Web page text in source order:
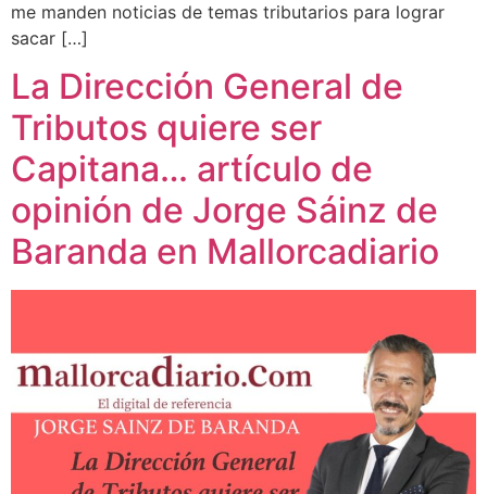
me manden noticias de temas tributarios para lograr
sacar […]
La Dirección General de
Tributos quiere ser
Capitana… artículo de
opinión de Jorge Sáinz de
Baranda en Mallorcadiario